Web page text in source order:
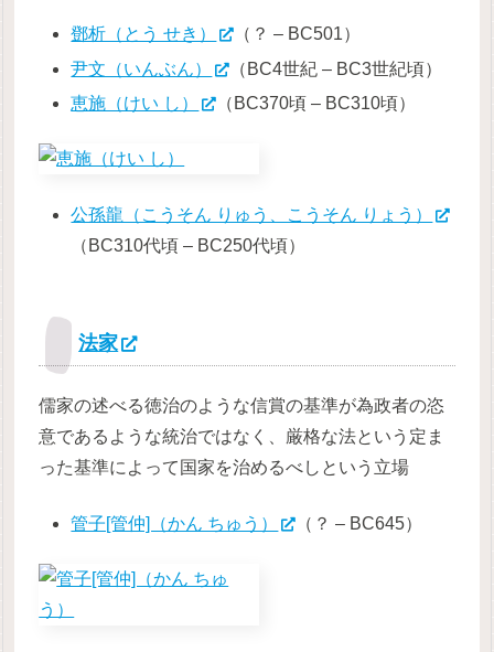
鄧析（とう せき）
（？ – BC501）
尹文（いんぶん）
（BC4世紀 – BC3世紀頃）
恵施（けい し）
（BC370頃 – BC310頃）
公孫龍（こうそん りゅう、こうそん りょう）
（BC310代頃 – BC250代頃）
法家
儒家の述べる徳治のような信賞の基準が為政者の恣
意であるような統治ではなく、厳格な法という定ま
った基準によって国家を治めるべしという立場
管子[管仲]（かん ちゅう） （？ – BC645）